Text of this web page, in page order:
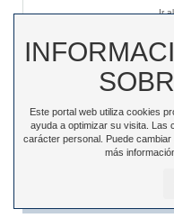
Ir
Este portal web utiliza cookies
ayuda a optimizar su visita. Las
carácter personal. Puede
más